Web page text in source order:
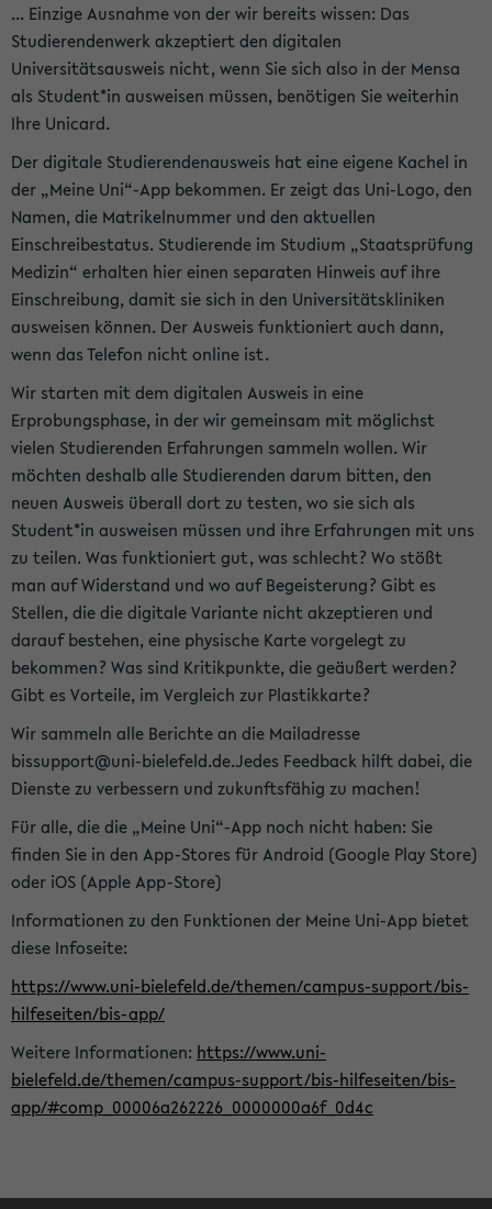
... Einzige Ausnahme von der wir bereits wissen: Das
Studierendenwerk akzeptiert den digitalen
Universitätsausweis nicht, wenn Sie sich also in der Mensa
als Student*in ausweisen müssen, benötigen Sie weiterhin
Ihre Unicard.
Der digitale Studierendenausweis hat eine eigene Kachel in
der „Meine Uni“-App bekommen. Er zeigt das Uni-Logo, den
Namen, die Matrikelnummer und den aktuellen
Einschreibestatus. Studierende im Studium „Staatsprüfung
Medizin“ erhalten hier einen separaten Hinweis auf ihre
Einschreibung, damit sie sich in den Universitätskliniken
ausweisen können. Der Ausweis funktioniert auch dann,
wenn das Telefon nicht online ist.
Wir starten mit dem digitalen Ausweis in eine
Erprobungsphase, in der wir gemeinsam mit möglichst
vielen Studierenden Erfahrungen sammeln wollen. Wir
möchten deshalb alle Studierenden darum bitten, den
neuen Ausweis überall dort zu testen, wo sie sich als
Student*in ausweisen müssen und ihre Erfahrungen mit uns
zu teilen. Was funktioniert gut, was schlecht? Wo stößt
man auf Widerstand und wo auf Begeisterung? Gibt es
Stellen, die die digitale Variante nicht akzeptieren und
darauf bestehen, eine physische Karte vorgelegt zu
bekommen? Was sind Kritikpunkte, die geäußert werden?
Gibt es Vorteile, im Vergleich zur Plastikkarte?
Wir sammeln alle Berichte an die Mailadresse
bissupport@uni-bielefeld.de.Jedes Feedback hilft dabei, die
Dienste zu verbessern und zukunftsfähig zu machen!
Für alle, die die „Meine Uni“-App noch nicht haben: Sie
finden Sie in den App-Stores für Android (Google Play Store)
oder iOS (Apple App-Store)
Informationen zu den Funktionen der Meine Uni-App bietet
diese Infoseite:
https://www.uni-bielefeld.de/themen/campus-support/bis-
hilfeseiten/bis-app/
Weitere Informationen: https://www.uni-
bielefeld.de/themen/campus-support/bis-hilfeseiten/bis-
app/#comp_00006a262226_0000000a6f_0d4c